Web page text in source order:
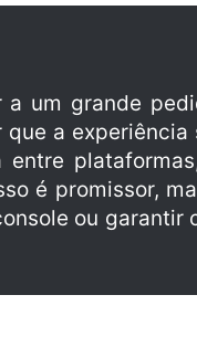
a um grande
a experiência
é promissor,
ou garantir